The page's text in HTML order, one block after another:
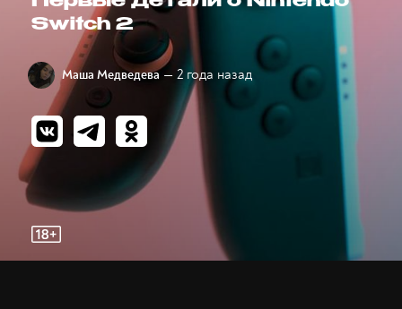
Switch 2
Маша Медведева — 2 года назад